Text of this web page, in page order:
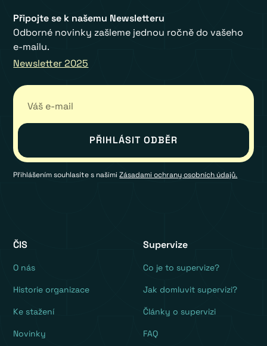
Připojte se k našemu Newsletteru
Odborné novinky zašleme jednou ročně do vašeho
e-mailu.
Newsletter 2025
Přihlášením souhlasíte s našimiZásadami ochrany osobních údajů.
ČIS
O nás
Historie organizace
Ke stažení
Novinky
Supervize
Co je to supervize?
Jak domluvit supervizi?
Články o supervizi
FAQ